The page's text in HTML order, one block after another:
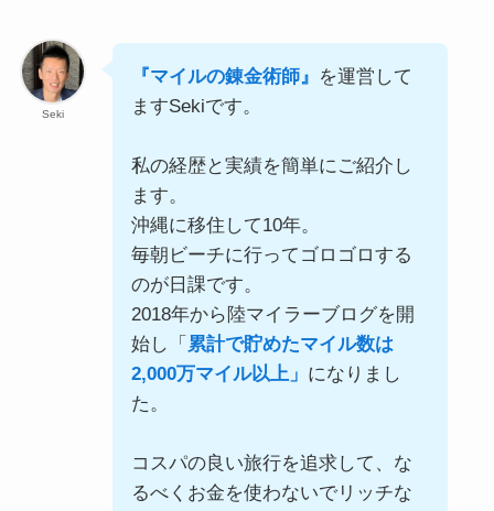
Seki
『マイルの錬金術師』 を運営して
ますSekiです。
私の経歴と実績を簡単にご紹介し
ます。
沖縄に移住して10年。
毎朝ビーチに行ってゴロゴロする
のが日課です。
2018年から陸マイラーブログを開
始し「 累計で貯めたマイル数は
2,000万マイル以上」 になりまし
た。
コスパの良い旅行を追求して、な
るべくお金を使わないでリッチな